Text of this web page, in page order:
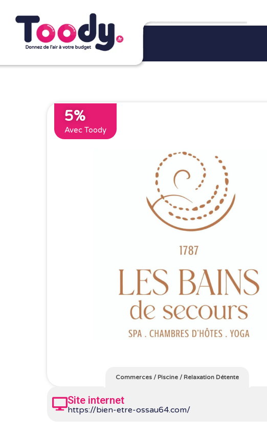
5%
Avec Toody
Commerces/Piscine/Relaxation Détente
Site internet
https://bien-etre-ossau64.com/